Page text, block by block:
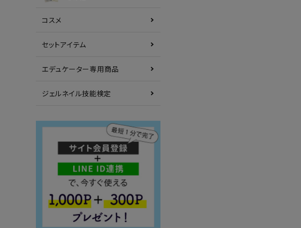
コスメ
セットアイテム
エデュケーター専用商品
ジェルネイル技能検定